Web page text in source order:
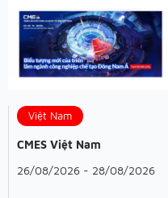
Việt Nam
CMES Việt Nam
26/08/2026 - 28/08/2026